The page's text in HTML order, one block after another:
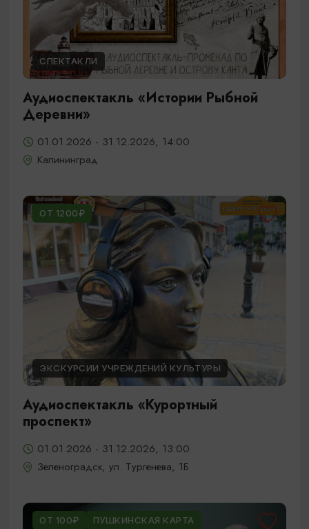
СПЕКТАКЛИ
Аудиоспектакль «Истории Рыбной
Деревни»
01.01.2026 - 31.12.2026, 14:00
Калининград
ОТ 1200₽
ЭКСКУРСИИ УЧРЕЖДЕНИЙ КУЛЬТУРЫ
Аудиоспектакль «Курортный
проспект»
01.01.2026 - 31.12.2026, 13:00
Зеленоградск, ул. Тургенева, 1Б
ОТ 100₽ ПУШКИНСКАЯ КАРТА